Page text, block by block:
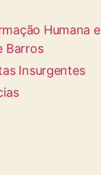
Humana e
Barros
Insurgentes